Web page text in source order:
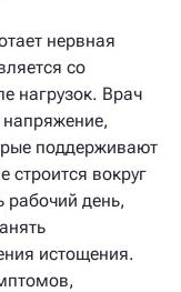
нервная
со
нагрузок. Врач
поддерживают
строится вокруг
день,
истощения.